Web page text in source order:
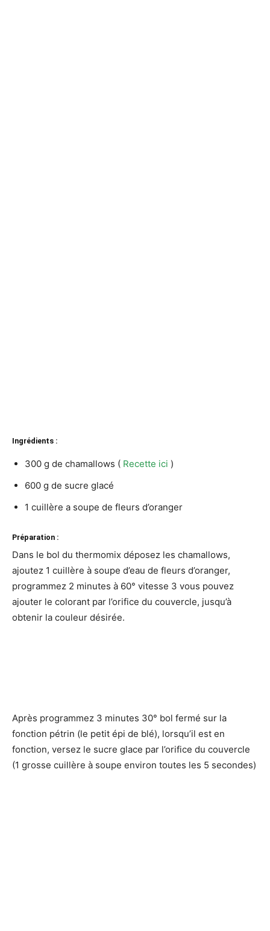
Ingrédients :
300 g de chamallows ( Recette ici )
600 g de sucre glacé
1 cuillère a soupe de fleurs d’oranger
Préparation :
Dans le bol du thermomix déposez les chamallows,
ajoutez 1 cuillère à soupe d’eau de fleurs d’oranger,
programmez 2 minutes à 60° vitesse 3 vous pouvez
ajouter le colorant par l’orifice du couvercle, jusqu’à
obtenir la couleur désirée.
Après programmez 3 minutes 30° bol fermé sur la
fonction pétrin (le petit épi de blé), lorsqu’il est en
fonction, versez le sucre glace par l’orifice du couvercle
(1 grosse cuillère à soupe environ toutes les 5 secondes)